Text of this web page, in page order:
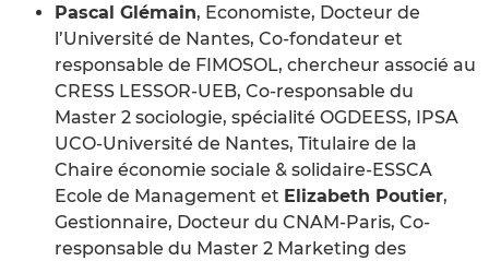
Pascal Glémain, Economiste, Docteur de
l’Université de Nantes, Co-fondateur et
responsable de FIMOSOL, chercheur associé au
CRESS LESSOR-UEB, Co-responsable du
Master 2 sociologie, spécialité OGDEESS, IPSA
UCO-Université de Nantes, Titulaire de la
Chaire économie sociale & solidaire-ESSCA
Ecole de Management et Elizabeth Poutier,
Gestionnaire, Docteur du CNAM-Paris, Co-
responsable du Master 2 Marketing des